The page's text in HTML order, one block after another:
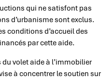
qui ne satisfont pas
d’urbanisme sont exclus.
conditions d’accueil des
par cette aide.
volet aide à l’immobilier
à concentrer le soutien sur